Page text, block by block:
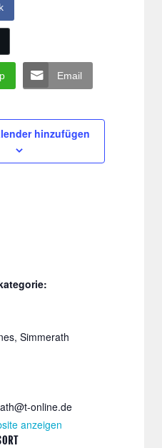
Email
hinzufügen
Simmerath
online.de
anzeigen